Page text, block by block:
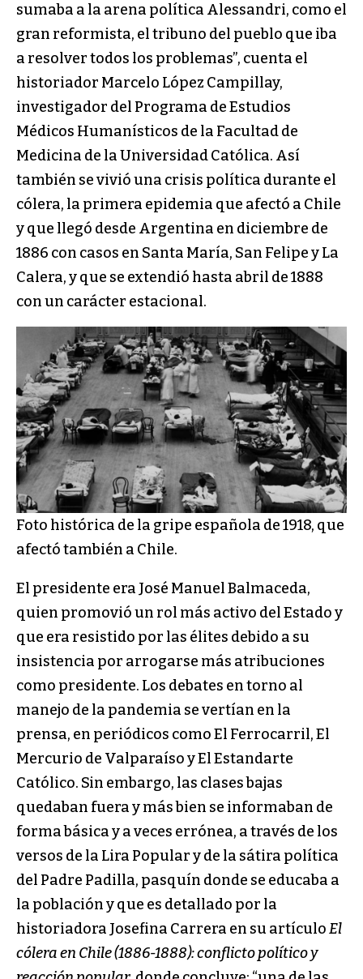
sumaba a la arena política Alessandri, como el
gran reformista, el tribuno del pueblo que iba
a resolver todos los problemas”, cuenta el
historiador Marcelo López Campillay,
investigador del Programa de Estudios
Médicos Humanísticos de la Facultad de
Medicina de la Universidad Católica. Así
también se vivió una crisis política durante el
cólera, la primera epidemia que afectó a Chile
y que llegó desde Argentina en diciembre de
1886 con casos en Santa María, San Felipe y La
Calera, y que se extendió hasta abril de 1888
con un carácter estacional.
Foto histórica de la gripe española de 1918, que
afectó también a Chile.
El presidente era José Manuel Balmaceda,
quien promovió un rol más activo del Estado y
que era resistido por las élites debido a su
insistencia por arrogarse más atribuciones
como presidente. Los debates en torno al
manejo de la pandemia se vertían en la
prensa, en periódicos como El Ferrocarril, El
Mercurio de Valparaíso y El Estandarte
Católico. Sin embargo, las clases bajas
quedaban fuera y más bien se informaban de
forma básica y a veces errónea, a través de los
versos de la Lira Popular y de la sátira política
del Padre Padilla, pasquín donde se educaba a
la población y que es detallado por la
historiadora Josefina Carrera en su artículoEl
cólera en Chile (1886-1888): conflicto político y